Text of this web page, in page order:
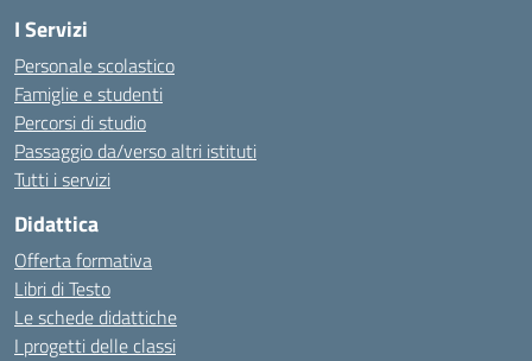
I Servizi
Personale scolastico
Famiglie e studenti
Percorsi di studio
Passaggio da/verso altri istituti
Tutti i servizi
Didattica
Offerta formativa
Libri di Testo
Le schede didattiche
I progetti delle classi